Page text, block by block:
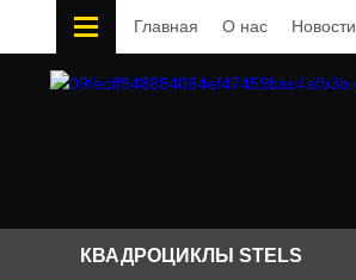
Главная О нас Новости
КВАДРОЦИКЛЫ STELS